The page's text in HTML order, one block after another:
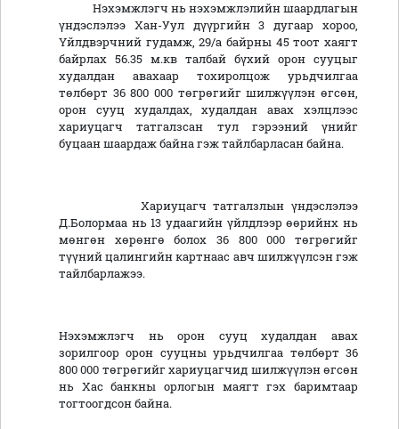
Нэхэмжлэгч нь нэхэмжлэлийн шаардлагын
үндэслэлээ Хан-Уул дүүргийн 3 дугаар хороо,
Үйлдвэрчний гудамж, 29/а байрны 45 тоот хаягт
байрлах 56.35 м.кв талбай бүхий орон сууцыг
худалдан авахаар тохиролцож урьдчилгаа
төлбөрт 36 800 000 төгрөгийг шилжүүлэн өгсөн,
орон сууц худалдах, худалдан авах хэлцлээс
хариуцагч татгалзсан тул гэрээний үнийг
буцаан шаардаж байна гэж тайлбарласан байна.
Хариуцагч татгалзлын үндэслэлээ
Д.Болормаа нь 13 удаагийн үйлдлээр өөрийнх нь
мөнгөн хөрөнгө болох 36 800 000 төгрөгийг
түүний цалингийн картнаас авч шилжүүлсэн гэж
тайлбарлажээ.
Нэхэмжлэгч нь орон сууц худалдан авах
зорилгоор орон сууцны урьдчилгаа төлбөрт 36
800 000 төгрөгийг хариуцагчид шилжүүлэн өгсөн
нь Хас банкны орлогын маягт гэх баримтаар
тогтоогдсон байна.